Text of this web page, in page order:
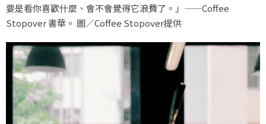
要是看你喜歡什麼、會不會覺得它浪費了。」——Coffee
Stopover 書華。 圖／Coffee Stopover提供